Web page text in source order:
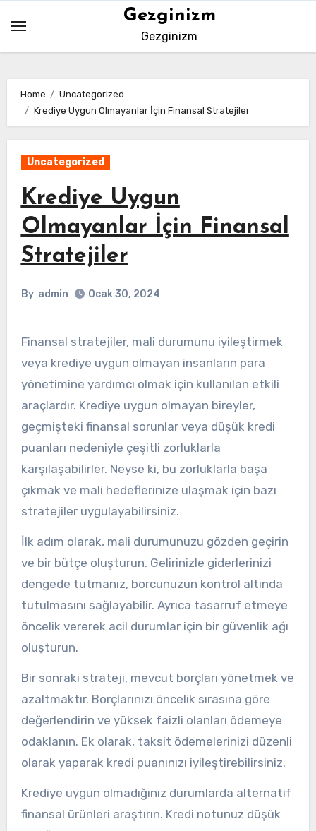
content
Gezginizm
Gezginizm
Home
Uncategorized
Krediye Uygun Olmayanlar İçin Finansal Stratejiler
Uncategorized
Krediye Uygun
Olmayanlar İçin Finansal
Stratejiler
By admin Ocak 30, 2024
Finansal stratejiler, mali durumunu iyileştirmek
veya krediye uygun olmayan insanların para
yönetimine yardımcı olmak için kullanılan etkili
araçlardır. Krediye uygun olmayan bireyler,
geçmişteki finansal sorunlar veya düşük kredi
puanları nedeniyle çeşitli zorluklarla
karşılaşabilirler. Neyse ki, bu zorluklarla başa
çıkmak ve mali hedeflerinize ulaşmak için bazı
stratejiler uygulayabilirsiniz.
İlk adım olarak, mali durumunuzu gözden geçirin
ve bir bütçe oluşturun. Gelirinizle giderlerinizi
dengede tutmanız, borcunuzun kontrol altında
tutulmasını sağlayabilir. Ayrıca tasarruf etmeye
öncelik vererek acil durumlar için bir güvenlik ağı
oluşturun.
Bir sonraki strateji, mevcut borçları yönetmek ve
azaltmaktır. Borçlarınızı öncelik sırasına göre
değerlendirin ve yüksek faizli olanları ödemeye
odaklanın. Ek olarak, taksit ödemelerinizi düzenli
olarak yaparak kredi puanınızı iyileştirebilirsiniz.
Krediye uygun olmadığınız durumlarda alternatif
finansal ürünleri araştırın. Kredi notunuz düşük